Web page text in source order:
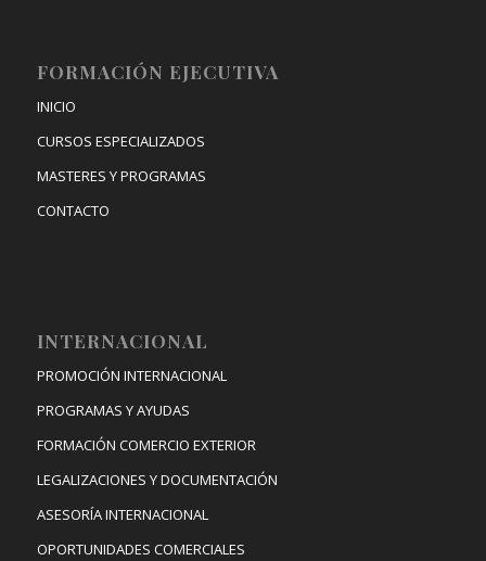
FORMACIÓN EJECUTIVA
INICIO
CURSOS ESPECIALIZADOS
MASTERES Y PROGRAMAS
CONTACTO
INTERNACIONAL
PROMOCIÓN INTERNACIONAL
PROGRAMAS Y AYUDAS
FORMACIÓN COMERCIO EXTERIOR
LEGALIZACIONES Y DOCUMENTACIÓN
ASESORÍA INTERNACIONAL
OPORTUNIDADES COMERCIALES